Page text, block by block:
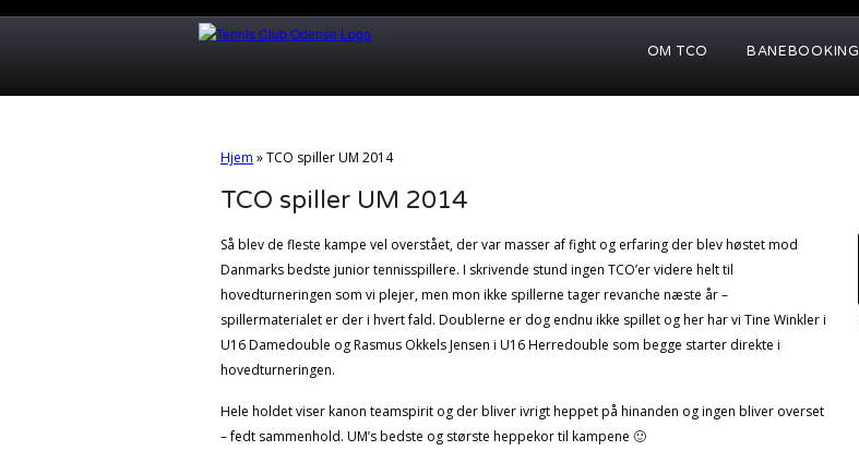
OM TCO BANEBOOKING
Hjem »TCO spiller UM 2014
TCO spiller UM 2014
Så blev de fleste kampe vel overstået, der var masser af fight og erfaring der blev høstet mod
Danmarks bedste junior tennisspillere. I skrivende stund ingen TCO’er videre helt til
hovedturneringen som vi plejer, men mon ikke spillerne tager revanche næste år –
spillermaterialet er der i hvert fald. Doublerne er dog endnu ikke spillet og her har vi Tine Winkler i
U16 Damedouble og Rasmus Okkels Jensen i U16 Herredouble som begge starter direkte i
hovedturneringen.
Hele holdet viser kanon teamspirit og der bliver ivrigt heppet på hinanden og ingen bliver overset
– fedt sammenhold. UM’s bedste og største heppekor til kampene 🙂